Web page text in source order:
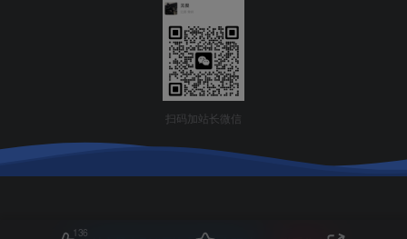
扫码加站长微信
136